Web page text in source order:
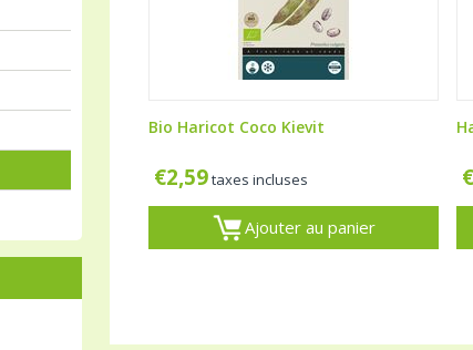
Bio Haricot Coco Kievit
€2,59taxes incluses
Ajouter au panier